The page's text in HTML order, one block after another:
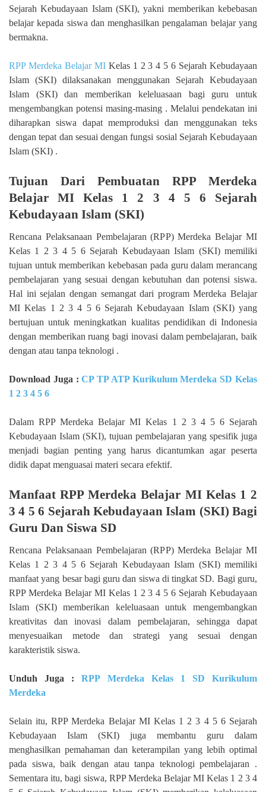
Sejarah Kebudayaan Islam (SKI), yakni memberikan kebebasan
belajar kepada siswa dan menghasilkan pengalaman belajar yang
bermakna.
RPP Merdeka Belajar MIKelas 1 2 3 4 5 6 Sejarah Kebudayaan
Islam (SKI) dilaksanakan menggunakan Sejarah Kebudayaan
Islam (SKI) dan memberikan keleluasaan bagi guru untuk
mengembangkan potensi masing-masing . Melalui pendekatan ini
diharapkan siswa dapat memproduksi dan menggunakan teks
dengan tepat dan sesuai dengan fungsi sosial Sejarah Kebudayaan
Islam (SKI) .
Tujuan Dari Pembuatan RPP Merdeka
Belajar MI Kelas 1 2 3 4 5 6 Sejarah
Kebudayaan Islam (SKI)
Rencana Pelaksanaan Pembelajaran (RPP) Merdeka Belajar MI
Kelas 1 2 3 4 5 6 Sejarah Kebudayaan Islam (SKI) memiliki
tujuan untuk memberikan kebebasan pada guru dalam merancang
pembelajaran yang sesuai dengan kebutuhan dan potensi siswa.
Hal ini sejalan dengan semangat dari program Merdeka Belajar
MI Kelas 1 2 3 4 5 6 Sejarah Kebudayaan Islam (SKI) yang
bertujuan untuk meningkatkan kualitas pendidikan di Indonesia
dengan memberikan ruang bagi inovasi dalam pembelajaran, baik
dengan atau tanpa teknologi .
Download Juga :CP TP ATP Kurikulum Merdeka SD Kelas
1 2 3 4 5 6
Dalam RPP Merdeka Belajar MI Kelas 1 2 3 4 5 6 Sejarah
Kebudayaan Islam (SKI), tujuan pembelajaran yang spesifik juga
menjadi bagian penting yang harus dicantumkan agar peserta
didik dapat menguasai materi secara efektif.
Manfaat RPP Merdeka Belajar MI Kelas 1 2
3 4 5 6 Sejarah Kebudayaan Islam (SKI) Bagi
Guru Dan Siswa SD
Rencana Pelaksanaan Pembelajaran (RPP) Merdeka Belajar MI
Kelas 1 2 3 4 5 6 Sejarah Kebudayaan Islam (SKI) memiliki
manfaat yang besar bagi guru dan siswa di tingkat SD. Bagi guru,
RPP Merdeka Belajar MI Kelas 1 2 3 4 5 6 Sejarah Kebudayaan
Islam (SKI) memberikan keleluasaan untuk mengembangkan
kreativitas dan inovasi dalam pembelajaran, sehingga dapat
menyesuaikan metode dan strategi yang sesuai dengan
karakteristik siswa.
Unduh Juga :RPP Merdeka Kelas 1 SD Kurikulum
Merdeka
Selain itu, RPP Merdeka Belajar MI Kelas 1 2 3 4 5 6 Sejarah
Kebudayaan Islam (SKI) juga membantu guru dalam
menghasilkan pemahaman dan keterampilan yang lebih optimal
pada siswa, baik dengan atau tanpa teknologi pembelajaran .
Sementara itu, bagi siswa, RPP Merdeka Belajar MI Kelas 1 2 3 4